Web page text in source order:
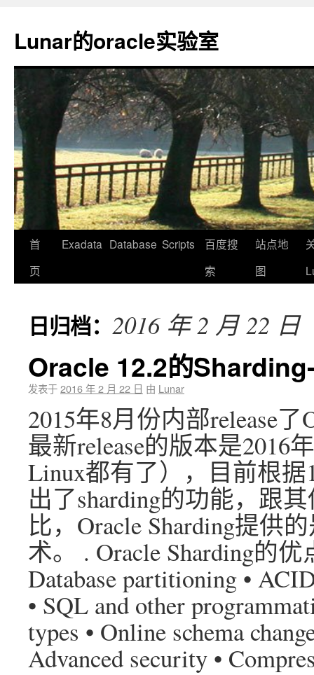
Lunar的oracle实验室
首
页
Exadata Database Scripts
百度搜
索
站点地
图
日归档： 2016 年 2 月 22 日
Oracle 12.2的
发表于2016 年 2 月 22 日 由 Lunar
2015年8月份内部release
最新release的版本是2016
Linux都有了），目前根据
出了sharding的功能，跟
比，Oracle Sharding提供
术。 . Oracle Sharding的优
Database partitioning •
• SQL and other
types • Online schema
Advanced security •